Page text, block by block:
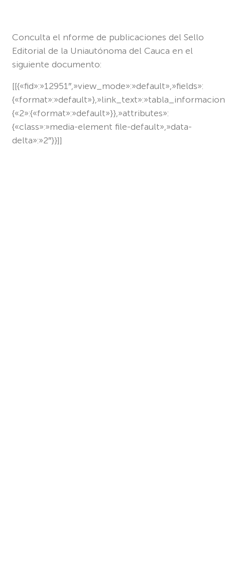
Conculta el nforme de publicaciones del Sello
Editorial de la Uniautónoma del Cauca en el
siguiente documento:
[[{«fid»:»12951″,»view_mode»:»default»,»fields»:
{«2»:{«format»:»default»}},»attributes»:
{«class»:»media-element file-default»,»data-
delta»:»2″}}]]